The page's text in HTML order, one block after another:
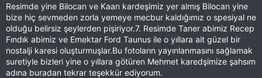
Resimde yine Bilocan ve Kaan kardeşimiz yer almış Bilocan yine
bize hiç sevmeden zorla yemeye mecbur kaldığımız o spesiyal ne
olduğu belirsiz şeylerden pişiriyor.7. Resimde Taner abimiz Recep
Fındık abimiz ve Emektar Ford Taunus ile o yıllara ait güzel bir
nostalji karesi oluşturmuşlar.Bu fotoların yayınlanmasını sağlamak
suretiyle bizleri yine o yıllara götüren Mehmet karedşimize şahsım
adına buradan tekrar teşekkür ediyorum.